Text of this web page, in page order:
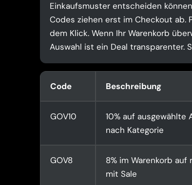
Einkaufsmuster entscheiden
Codes ziehen erst im Checkout ab.
dem Klick. Wenn Ihr Warenkorb
Auswahl ist ein Deal transparenter.
Code Beschreibung
GOV10
10% auf ausgewählte
nach Kategorie
GOV8
8% im Warenkorb
mit Sale